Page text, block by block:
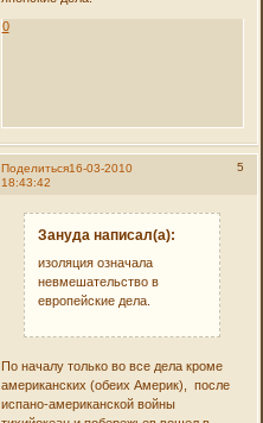
0
Поделиться 5
16-03-2010
18:43:42
Зануда написал(а):
изоляция означала
невмешательство в
европейские дела.
По началу только во все дела кроме
американских (обеих Америк), после
испано-американской войны